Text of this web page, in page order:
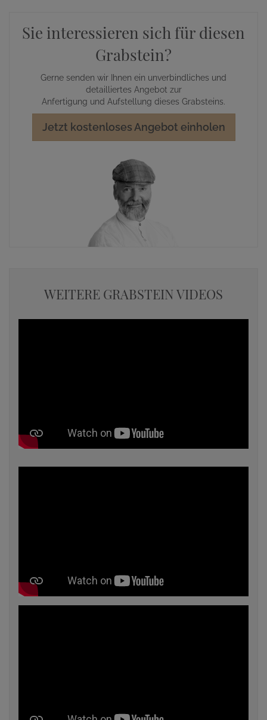
Sie interessieren sich für diesen
Grabstein?
Gerne senden wir Ihnen ein unverbindliches und
detailliertes Angebot zur
Anfertigung und Aufstellung dieses Grabsteins.
Jetzt kostenloses Angebot einholen
WEITERE GRABSTEIN VIDEOS